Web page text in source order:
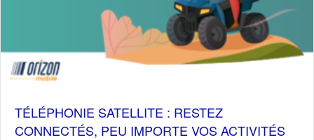
TÉLÉPHONIE SATELLITE : RESTEZ
CONNECTÉS, PEU IMPORTE VOS ACTIVITÉS